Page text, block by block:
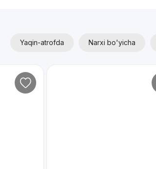
Yaqin-atrofda Narxi bo'yicha